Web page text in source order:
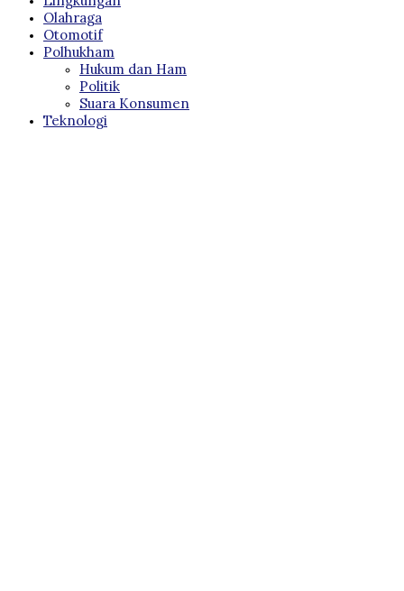
Olahraga
Otomotif
Polhukham
Hukum dan Ham
Politik
Suara Konsumen
Teknologi